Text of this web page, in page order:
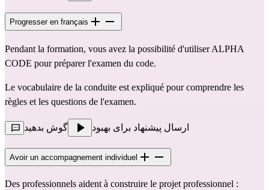
Progresser en français
Pendant la formation, vous avez la possibilité d'utiliser ALPHA
CODE pour préparer l'examen du code.
Le vocabulaire de la conduite est expliqué pour comprendre les
règles et les questions de l'examen.
ارسال پیشنهاد برای بهبود گوش بدهید
Avoir un accompagnement individuel
Des professionnels aident à construire le projet professionnel :